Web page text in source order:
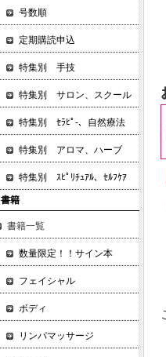
号数順
定期購読申込
特集別 手技
特集別 サロン、スクール
特集別 ｾﾗﾋﾟ-、自然療法
特集別 アロマ、ハーブ
特集別 ｽﾋﾟﾘﾁｭｱﾙ、ｾﾙﾌｹｱ
書籍
書籍一覧
数量限定！！サイン本
フェイシャル
ボディ
リンパマッサージ